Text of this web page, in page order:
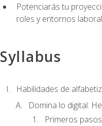
Potenciarás tu
roles y entornos
Syllabus
Habilidades de
Domina lo digital:
Primeros